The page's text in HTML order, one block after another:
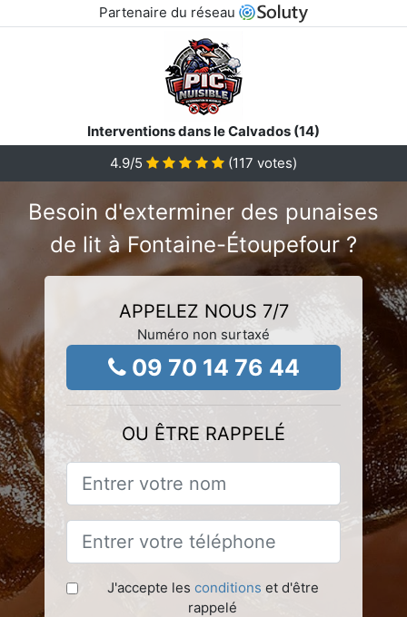
Partenaire du réseau
Interventions dans le Calvados (14)
4.9/5 (117 votes)
Besoin d'exterminer des punaises
de lit à Fontaine-Étoupefour ?
APPELEZ NOUS 7/7
Numéro non surtaxé
09 70 14 76 44
OU ÊTRE RAPPELÉ
J'accepte les conditions et d'être
rappelé